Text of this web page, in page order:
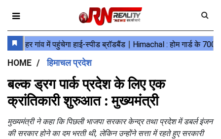
HOME हिमाचल प्रदेश
बल्क ड्रग पार्क प्रदेश के लिए एक
क्रांतिकारी शुरुआत : मुख्यमंत्री
मुख्यमंत्री ने कहा कि पिछली भाजपा सरकार केन्द्र तथा प्रदेश में डबर्ल इंजन
की सरकार होने का दम भरती थी, लेकिन उन्होंने सत्ता में रहते हुए सरकारी